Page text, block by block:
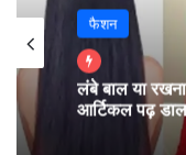
लेटेस्ट ऑटो न्यूज
Auto Expo
इलेक्ट्रिक
फैशन